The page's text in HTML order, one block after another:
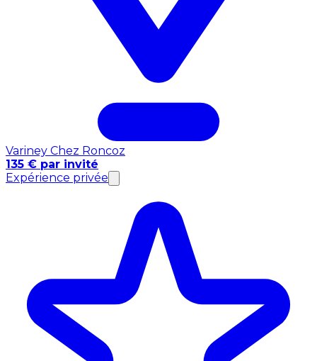
Variney Chez Roncoz
135 € par invité
Expérience privée